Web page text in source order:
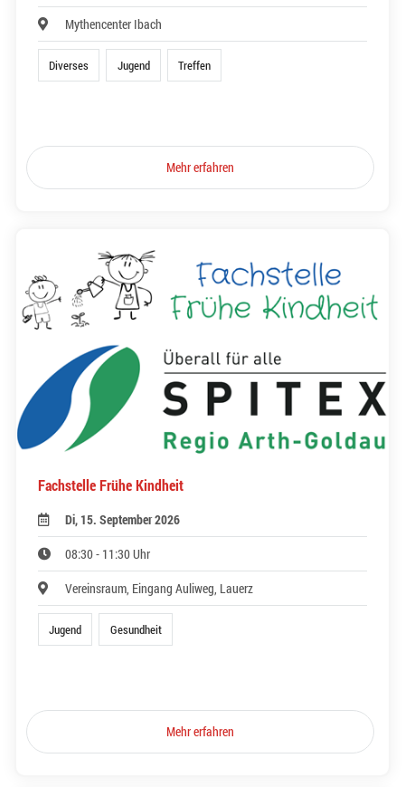
Mythencenter Ibach
Diverses Jugend Treffen
Mehr erfahren
Fachstelle Frühe Kindheit
Di, 15. September 2026
08:30 - 11:30 Uhr
Vereinsraum, Eingang Auliweg, Lauerz
Jugend Gesundheit
Mehr erfahren